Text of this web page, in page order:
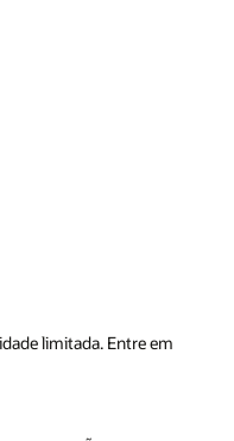
limitada. Entre em